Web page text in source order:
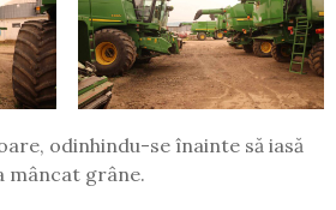
odinhindu-se înainte să iasă
mâncat grâne.